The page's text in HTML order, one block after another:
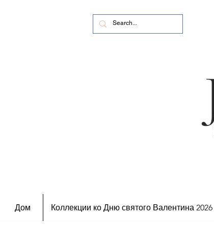
Дом Коллекции ко Дню святого Валентина 2026